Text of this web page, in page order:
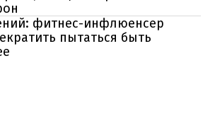
фитнес-инфлюенсер
пытаться быть